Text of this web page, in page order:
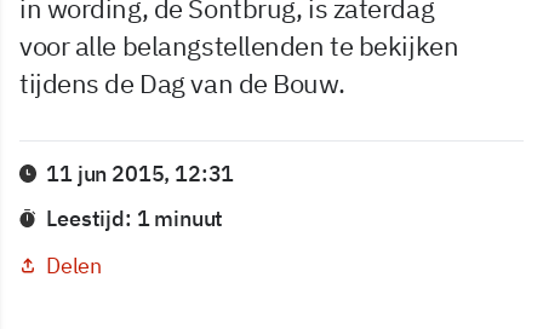
in wording, de Sontbrug, is zaterdag
voor alle belangstellenden te bekijken
tijdens de Dag van de Bouw.
11 jun 2015, 12:31
Leestijd: 1 minuut
Delen